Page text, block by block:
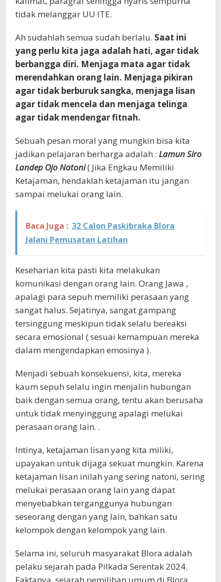
tidak melanggar UU ITE.
Ah sudahlah semua sudah berlalu. Saat ini
yang perlu kita jaga adalah hati, agar tidak
berbangga diri. Menjaga mata agar tidak
merendahkan orang lain. Menjaga pikiran
agar tidak berburuk sangka, menjaga lisan
agar tidak mencela dan menjaga telinga
agar tidak mendengar fitnah.
Sebuah pesan moral yang mungkin bisa kita
jadikan pelajaran berharga adalah : Lamun Siro
Landep Ojo Natoni( Jika Engkau Memiliki
Ketajaman, hendaklah ketajaman itu jangan
sampai melukai orang lain.
Baca Juga : 32 Calon Paskibraka Blora
Jalani Pemusatan Latihan
Keseharian kita pasti kita melakukan
komunikasi dengan orang lain. Orang Jawa ,
apalagi para sepuh memiliki perasaan yang
sangat halus. Sejatinya, sangat gampang
tersinggung meskipun tidak selalu bereaksi
secara emosional ( sesuai kemampuan mereka
dalam mengendapkan emosinya ).
Menjadi sebuah konsekuensi, kita, mereka
kaum sepuh selalu ingin menjalin hubungan
baik dengan semua orang, tentu akan berusaha
untuk tidak menyinggung apalagi melukai
perasaan orang lain. .
Intinya, ketajaman lisan yang kita miliki,
upayakan untuk dijaga sekuat mungkin. Karena
ketajaman lisan inilah yang sering natoni, sering
melukai perasaan orang lain yang dapat
menyebabkan terganggunya hubungan
seseorang dengan yang lain, bahkan satu
kelompok dengan kelompok yang lain.
Selama ini, seluruh masyarakat Blora adalah
pelaku sejarah pada Pilkada Serentak 2024.
Faktanya, sejarah pemilihan umum di Blora